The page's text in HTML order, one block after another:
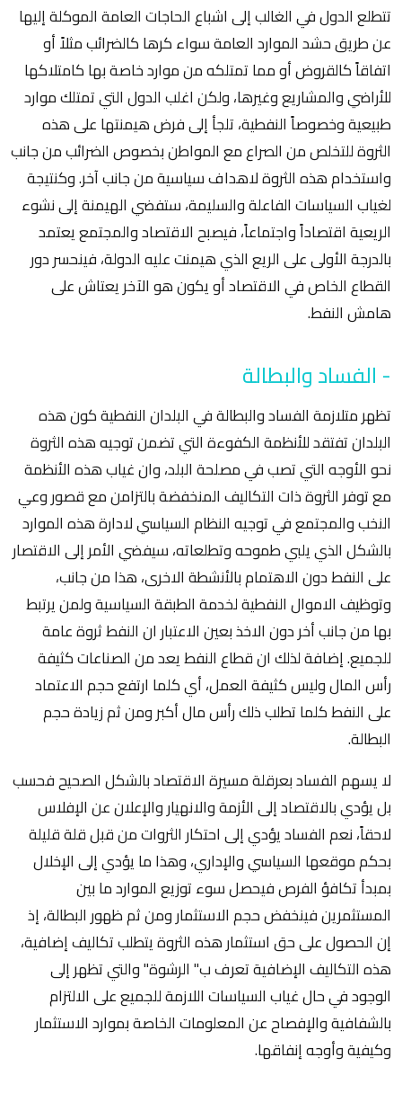
تتطلع الدول في الغالب إلى اشباع الحاجات العامة الموكلة إليها
عن طريق حشد الموارد العامة سواء كرها كالضرائب مثلاً أو
اتفاقاً كالقروض أو مما تمتلكه من موارد خاصة بها كامتلاكها
للأراضي والمشاريع وغيرها، ولكن اغلب الدول التي تمتلك موارد
طبيعية وخصوصاً النفطية، تلجأ إلى فرض هيمنتها على هذه
الثروة للتخلص من الصراع مع المواطن بخصوص الضرائب من جانب
واستخدام هذه الثروة لاهداف سياسية من جانب آخر. وكنتيجة
لغياب السياسات الفاعلة والسليمة، ستفضي الهيمنة إلى نشوء
الريعية اقتصاداً واجتماعاً، فيصبح الاقتصاد والمجتمع يعتمد
بالدرجة الأولى على الريع الذي هيمنت عليه الدولة، فينحسر دور
القطاع الخاص في الاقتصاد أو يكون هو الآخر يعتاش على
هامش النفط.
- الفساد والبطالة
تظهر متلازمة الفساد والبطالة في البلدان النفطية كون هذه
البلدان تفتقد للأنظمة الكفوءة التي تضمن توجيه هذه الثروة
نحو الأوجه التي تصب في مصلحة البلد، وان غياب هذه الأنظمة
مع توفر الثروة ذات التكاليف المنخفضة بالتزامن مع قصور وعي
النخب والمجتمع في توجيه النظام السياسي لادارة هذه الموارد
بالشكل الذي يلبي طموحه وتطلعاته، سيفضي الأمر إلى الاقتصار
على النفط دون الاهتمام بالأنشطة الاخرى، هذا من جانب،
وتوظيف الاموال النفطية لخدمة الطبقة السياسية ولمن يرتبط
بها من جانب أخر دون الاخذ بعين الاعتبار ان النفط ثروة عامة
للجميع. إضافة لذلك ان قطاع النفط يعد من الصناعات كثيفة
رأس المال وليس كثيفة العمل، أي كلما ارتفع حجم الاعتماد
على النفط كلما تطلب ذلك رأس مال أكبر ومن ثم زيادة حجم
البطالة.
لا يسهم الفساد بعرقلة مسيرة الاقتصاد بالشكل الصحيح فحسب
بل يؤدي بالاقتصاد إلى الأزمة والانهيار والإعلان عن الإفلاس
لاحقاً، نعم الفساد يؤدي إلى احتكار الثروات من قبل قلة قليلة
بحكم موقعها السياسي والإداري، وهذا ما يؤدي إلى الإخلال
بمبدأ تكافؤ الفرص فيحصل سوء توزيع الموارد ما بين
المستثمرين فينخفض حجم الاستثمار ومن ثم ظهور البطالة، إذ
إن الحصول على حق استثمار هذه الثروة يتطلب تكاليف إضافية،
هذه التكاليف الإضافية تعرف ب" الرشوة" والتي تظهر إلى
الوجود في حال غياب السياسات اللازمة للجميع على الالتزام
بالشفافية والإفصاح عن المعلومات الخاصة بموارد الاستثمار
وكيفية وأوجه إنفاقها.